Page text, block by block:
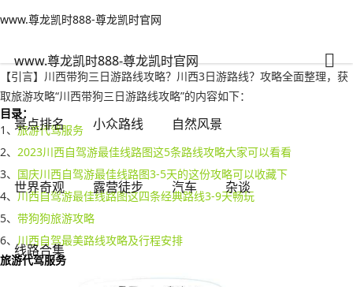
www.尊龙凯时888-尊龙凯时官网
www.尊龙凯时888-尊龙凯时官网
景点排名 小众路线 自然风景
世界奇观 露营徒步 汽车 杂谈
线路合集
www.尊龙凯时888-尊龙凯时官网
川西带狗三日游路线攻略，川西3日游路线？-www.尊龙凯时888
【引言】川西带狗三日游路线攻略？川西3日游路线？攻略全面整理，获
取旅游攻略“川西带狗三日游路线攻略”的内容如下：
目录：
1、旅游代驾服务
2、 2023川西自驾游最佳线路图这5条路线攻略大家可以看看
3、 国庆川西自驾游最佳线路图3-5天的这份攻略可以收藏下
4、川西自驾游最佳线路图这四条经典路线3-9天畅玩
5、 带狗狗旅游攻略
6、川西自驾最美路线攻略及行程安排
旅游代驾服务